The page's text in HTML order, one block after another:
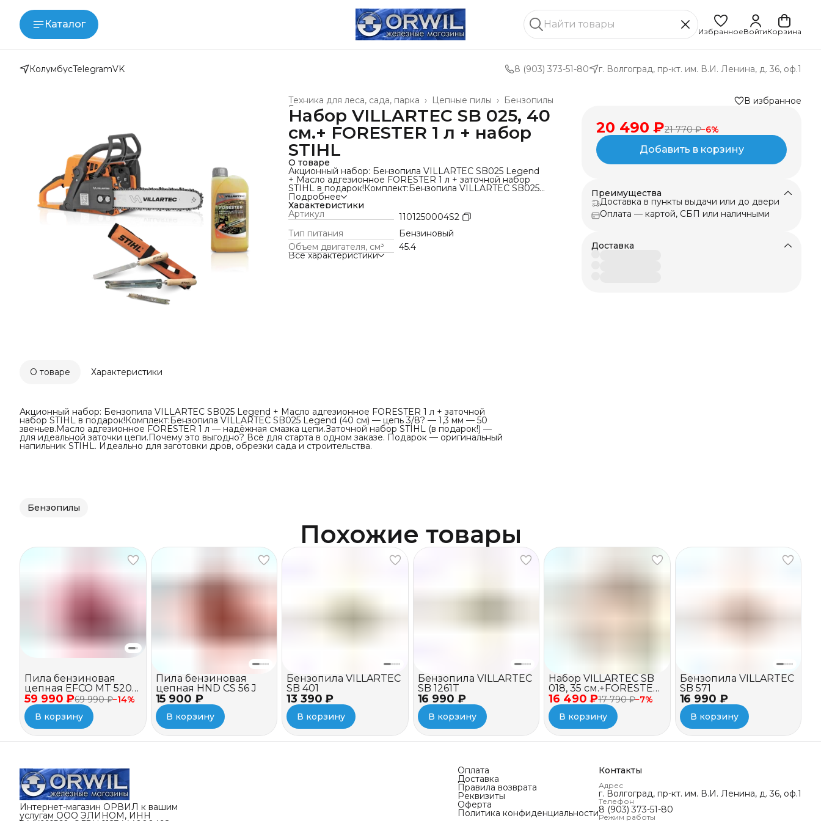
Каталог
ИзбранноеВойтиКорзина
КолумбусTelegramVK 8 (903) 373-51-80 г. Волгоград, пр-кт. им. В.И. Ленина, д. 36, оф.1
Бензопилы
Цепные пилы ›
Техника для леса, сада, парка ›
Главная
Набор VILLARTEC SB 025, 40
см.+ FORESTER 1 л + набор
STIHL
О товаре
Акционный набор: Бензопила VILLARTEC SB025 Legend
+ Масло адгезионное FORESTER 1 л + заточной набор
STIHL в подарок!Комплект:Бензопила VILLARTEC SB025
Legend (40 см) — цепь 3/8? — 1,3 мм — 50 звеньев.Масло
адгезионное FORESTER 1 л — надёжная смазка
цепи.Заточной набор STIHL (в подарок!) — для идеальной
заточки цепи.Почему это выгодно? Всё для старта в одном
заказе. Подарок — оригинальный напильник
STIHL. Идеально для заготовки дров, обрезки сада и
строительства.
Подробнее
Характеристики
Артикул
1101250004S2
Тип питания
Бензиновый
Объем двигателя, cм³
45.4
Все характеристики
В избранное
20 490 ₽21 770 ₽−6%
Добавить в корзину
Преимущества
Доставка в пункты выдачи или до двери
Оплата — картой, СБП или наличными
Доставка
О товаре Характеристики
Акционный набор: Бензопила VILLARTEC SB025 Legend + Масло адгезионное FORESTER 1 л + заточной
набор STIHL в подарок!Комплект:Бензопила VILLARTEC SB025 Legend (40 см) — цепь 3/8? — 1,3 мм — 50
звеньев.Масло адгезионное FORESTER 1 л — надёжная смазка цепи.Заточной набор STIHL (в подарок!) —
для идеальной заточки цепи.Почему это выгодно? Всё для старта в одном заказе. Подарок — оригинальный
напильник STIHL. Идеально для заготовки дров, обрезки сада и строительства.
Бензопилы
Похожие товары
59 990 ₽69 990 ₽−14%
Пила бензиновая
цепная EFCO MT 5200
(18")
В корзину
15 900 ₽
Пила бензиновая
цепная HND CS 56 J
В корзину
13 390 ₽
Бензопила VILLARTEC
SB 401
В корзину
16 990 ₽
Бензопила VILLARTEC
SB 1261T
В корзину
16 490 ₽17 790 ₽−7%
Набор VILLARTEC SB
018, 35 см.+FORESTER
1л + Набор STIHL
В корзину
16 990 ₽
Бензопила VILLARTEC
SB 571
В корзину
Интернет-магазин ОРВИЛ к вашим
услугам ООО ЭЛИНОМ, ИНН
Оплата
Доставка
Правила возврата
Реквизиты
Оферта
Политика конфиденциальности
Контакты
Адрес
г. Волгоград, пр-кт. им. В.И. Ленина, д. 36, оф.1
Телефон
8 (903) 373-51-80
Режим работы